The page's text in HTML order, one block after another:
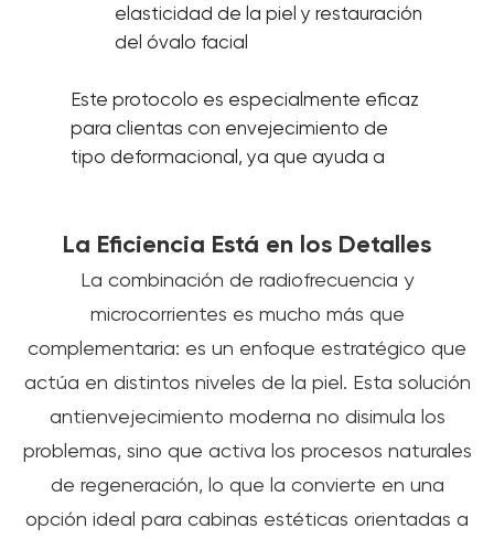
elasticidad de la piel y restauración
del óvalo facial
Este protocolo es especialmente eficaz
para clientas con envejecimiento de
tipo deformacional, ya que ayuda a
naturales de rejuvenecimiento de la piel.
La Eficiencia Está en los Detalles
La combinación de radiofrecuencia y
microcorrientes es mucho más que
complementaria: es un enfoque estratégico que
actúa en distintos niveles de la piel. Esta solución
antienvejecimiento moderna no disimula los
problemas, sino que activa los procesos naturales
de regeneración, lo que la convierte en una
opción ideal para cabinas estéticas orientadas a